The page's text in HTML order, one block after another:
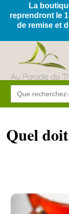
La
reprendront le
de remise et
Search
for:
Quel